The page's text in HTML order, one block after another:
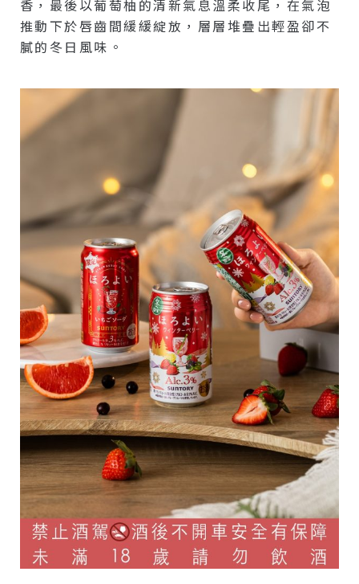
香，最後以葡萄柚的清新氣息溫柔收尾，在氣泡
推動下於唇齒間緩緩綻放，層層堆疊出輕盈卻不
膩的冬日風味。